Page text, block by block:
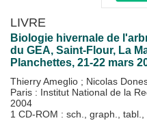
LIVRE
Biologie hivernale de
du GEA, Saint-Flour, La
Planchettes, 21-22 mars
Thierry Ameglio ; Nicolas
Paris : Institut National de la
2004
1 CD-ROM : sch., graph., tabl.,